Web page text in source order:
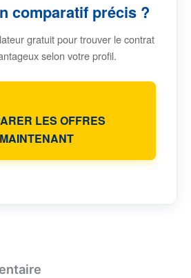
comparatif précis ?
gratuit pour trouver le contrat
selon votre profil.
LES OFFRES
MAINTENANT